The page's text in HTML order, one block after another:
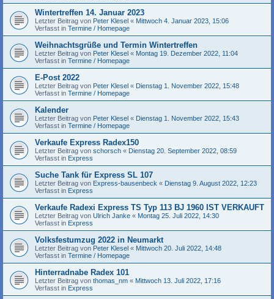
Wintertreffen 14. Januar 2023
Letzter Beitrag von Peter Klesel « Mittwoch 4. Januar 2023, 15:06
Verfasst in Termine / Homepage
Weihnachtsgrüße und Termin Wintertreffen
Letzter Beitrag von Peter Klesel « Montag 19. Dezember 2022, 11:04
Verfasst in Termine / Homepage
E-Post 2022
Letzter Beitrag von Peter Klesel « Dienstag 1. November 2022, 15:48
Verfasst in Termine / Homepage
Kalender
Letzter Beitrag von Peter Klesel « Dienstag 1. November 2022, 15:43
Verfasst in Termine / Homepage
Verkaufe Express Radex150
Letzter Beitrag von schorsch « Dienstag 20. September 2022, 08:59
Verfasst in Express
Suche Tank für Express SL 107
Letzter Beitrag von Express-bausenbeck « Dienstag 9. August 2022, 12:23
Verfasst in Express
Verkaufe Radexi Express TS Typ 113 BJ 1960 IST VERKAUFT
Letzter Beitrag von Ulrich Janke « Montag 25. Juli 2022, 14:30
Verfasst in Express
Volksfestumzug 2022 in Neumarkt
Letzter Beitrag von Peter Klesel « Mittwoch 20. Juli 2022, 14:48
Verfasst in Termine / Homepage
Hinterradnabe Radex 101
Letzter Beitrag von thomas_nm « Mittwoch 13. Juli 2022, 17:16
Verfasst in Express